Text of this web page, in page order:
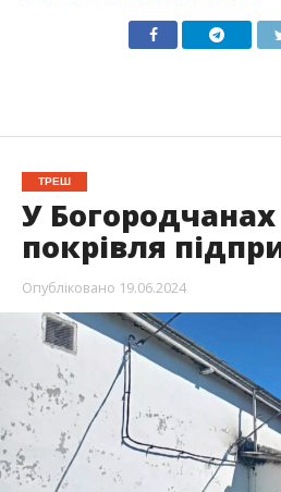
ТРЕШ
У Богородчанах
покрівля
Опубліковано 19.06.2024